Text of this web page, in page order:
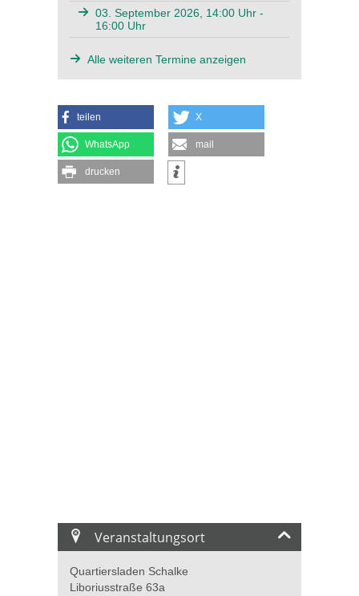
03. September 2026, 14:00 Uhr -
16:00 Uhr
Alle weiteren Termine anzeigen
teilen X
WhatsApp mail
drucken
Veranstaltungsort
Quartiersladen Schalke
Liboriusstraße 63a